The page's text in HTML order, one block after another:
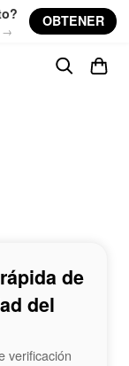
→
OBTENER
de
del
verificación